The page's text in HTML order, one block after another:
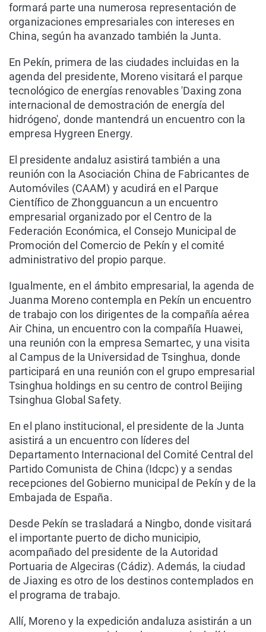
formará parte una numerosa representación de
organizaciones empresariales con intereses en
China, según ha avanzado también la Junta.
En Pekín, primera de las ciudades incluidas en la
agenda del presidente, Moreno visitará el parque
tecnológico de energías renovables 'Daxing zona
internacional de demostración de energía del
hidrógeno', donde mantendrá un encuentro con la
empresa Hygreen Energy.
El presidente andaluz asistirá también a una
reunión con la Asociación China de Fabricantes de
Automóviles (CAAM) y acudirá en el Parque
Científico de Zhongguancun a un encuentro
empresarial organizado por el Centro de la
Federación Económica, el Consejo Municipal de
Promoción del Comercio de Pekín y el comité
administrativo del propio parque.
Igualmente, en el ámbito empresarial, la agenda de
Juanma Moreno contempla en Pekín un encuentro
de trabajo con los dirigentes de la compañía aérea
Air China, un encuentro con la compañía Huawei,
una reunión con la empresa Semartec, y una visita
al Campus de la Universidad de Tsinghua, donde
participará en una reunión con el grupo empresarial
Tsinghua holdings en su centro de control Beijing
Tsinghua Global Safety.
En el plano institucional, el presidente de la Junta
asistirá a un encuentro con líderes del
Departamento Internacional del Comité Central del
Partido Comunista de China (Idcpc) y a sendas
recepciones del Gobierno municipal de Pekín y de la
Embajada de España.
Desde Pekín se trasladará a Ningbo, donde visitará
el importante puerto de dicho municipio,
acompañado del presidente de la Autoridad
Portuaria de Algeciras (Cádiz). Además, la ciudad
de Jiaxing es otro de los destinos contemplados en
el programa de trabajo.
Allí, Moreno y la expedición andaluza asistirán a un